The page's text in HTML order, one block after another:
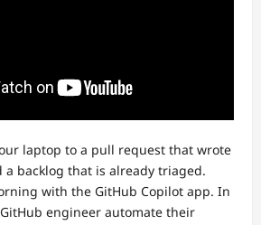
laptop to a pull request that wrote
backlog that is already triaged.
with the GitHub Copilot app. In
engineer automate their